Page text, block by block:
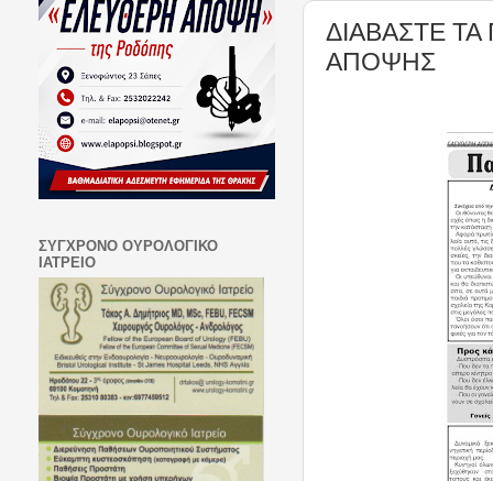
ΔΙΑΒΑΣΤΕ
ΑΠΟΨΗΣ
ΣΥΓΧΡΟΝΟ ΟΥΡΟΛΟΓΙΚΟ
ΙΑΤΡΕΙΟ